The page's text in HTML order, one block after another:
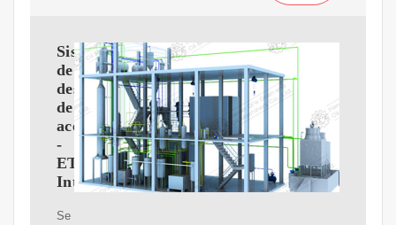
Sistema
de
desodorización
de
aceite
-
ETW
International
Se